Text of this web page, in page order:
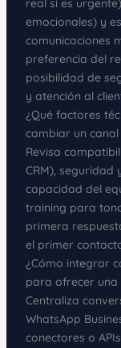
real si es
emocionales) y
comunicaciones
preferencia del
posibilidad de
y atención al
¿Qué factores
cambiar un
Revisa
CRM), seguridad
capacidad del
training para
primera
el primer
¿Cómo integrar
para ofrecer una
Centraliza
WhatsApp
conectores o